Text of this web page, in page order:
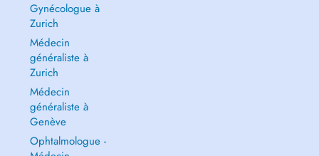
Gynécologue à
Zurich
Médecin
généraliste à
Zurich
Médecin
généraliste à
Genève
Ophtalmologue -